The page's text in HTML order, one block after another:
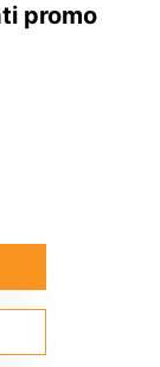
Service
reserved
promo